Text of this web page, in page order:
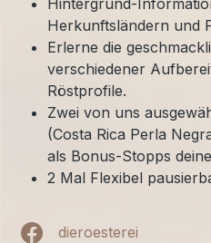
Hintergrund-
Herkunftsländern und
Erlerne die
verschiedener
Röstprofile.
Zwei von uns
(Costa Rica Perla
als Bonus-Stopps
2 Mal Flexibel
dieroesterei